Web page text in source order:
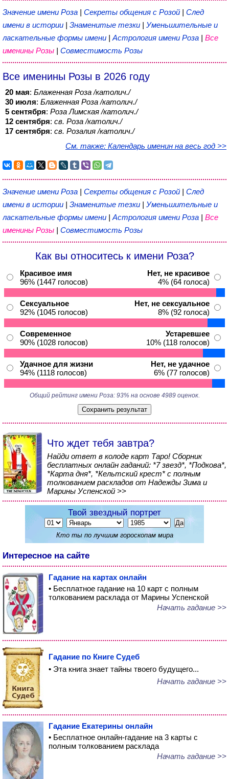
Значение имени Роза | Секреты общения с Розой | След
имени в истории | Знаменитые тезки | Уменьшительные и
ласкательные формы имени | Астрология имени Роза | Все
именины Розы | Совместимость Розы
Все именины Розы в 2026 году
20 мая: Блаженная Роза /католич./
30 июля: Блаженная Роза /католич./
5 сентября: Роза Лимская /католич./
12 сентября: св. Роза /католич./
17 сентября: св. Розалия /католич./
См. также: Календарь именин на весь год >>
Значение имени Роза | Секреты общения с Розой | След
имени в истории | Знаменитые тезки | Уменьшительные и
ласкательные формы имени | Астрология имени Роза | Все
именины Розы | Совместимость Розы
Как вы относитесь к имени Роза?
Красивое имя
96% (1447 голосов)
Нет, не красивое
4% (64 голоса)
Сексуальное
92% (1045 голосов)
Нет, не сексуальное
8% (92 голоса)
Современное
90% (1028 голосов)
Устаревшее
10% (118 голосов)
Удачное для жизни
94% (1118 голосов)
Нет, не удачное
6% (77 голосов)
Общий рейтинг имени Роза: 93% на основе 4989 оценок.
Что ждет тебя завтра?
Найди ответ в колоде карт Таро! Сборник
бесплатных онлайн гаданий: *7 звезд*, *Подкова*,
*Карта дня*, *Кельтский крест* с полным
толкованием раскладов от Надежды Зима и
Марины Успенской >>
Твой звездный портрет
Кто ты по лучшим гороскопам мира
Интересное на сайте
Гадание на картах онлайн
• Бесплатное гадание на 10 карт с полным
толкованием расклада от Марины Успенской
Начать гадание >>
Гадание по Книге Судеб
• Эта книга знает тайны твоего будущего...
Начать гадание >>
Гадание Екатерины онлайн
• Бесплатное онлайн-гадание на 3 карты с
полным толкованием расклада
Начать гадание >>